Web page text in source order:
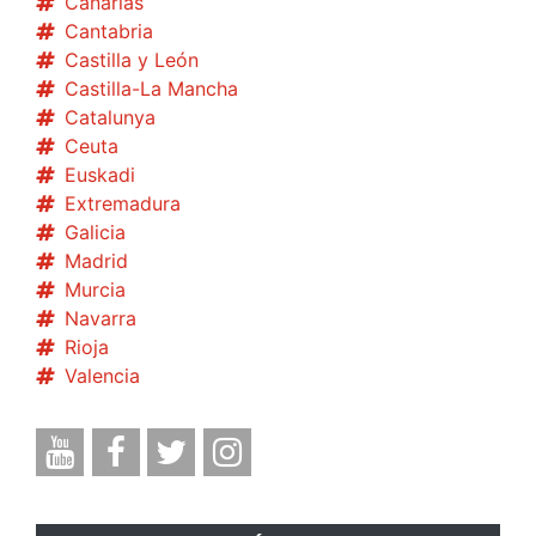
Cantabria
Castilla y León
Castilla-La Mancha
Catalunya
Ceuta
Euskadi
Extremadura
Galicia
Madrid
Murcia
Navarra
Rioja
Valencia